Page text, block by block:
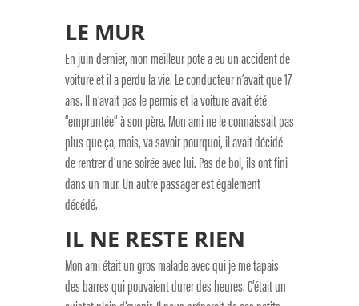
LE MUR
En juin dernier, mon meilleur pote a eu un accident de
voiture et il a perdu la vie. Le conducteur n’avait que 17
ans. Il n’avait pas le permis et la voiture avait été
“empruntée” à son père. Mon ami ne le connaissait pas
plus que ça, mais, va savoir pourquoi, il avait décidé
de rentrer d’une soirée avec lui. Pas de bol, ils ont fini
dans un mur. Un autre passager est également
décédé.
IL NE RESTE RIEN
Mon ami était un gros malade avec qui je me tapais
des barres qui pouvaient durer des heures. C’était un